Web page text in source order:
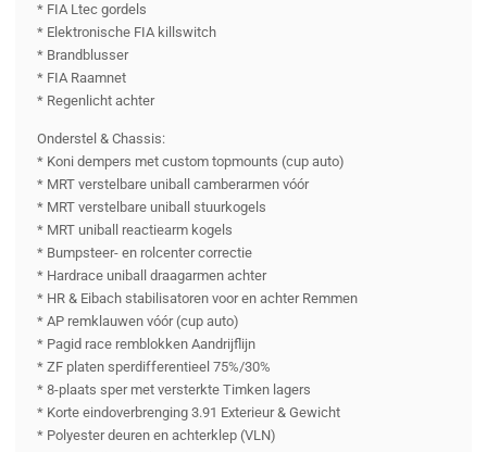
* FIA Ltec gordels
* Elektronische FIA killswitch
* Brandblusser
* FIA Raamnet
* Regenlicht achter
Onderstel & Chassis:
* Koni dempers met custom topmounts (cup auto)
* MRT verstelbare uniball camberarmen vóór
* MRT verstelbare uniball stuurkogels
* MRT uniball reactiearm kogels
* Bumpsteer- en rolcenter correctie
* Hardrace uniball draagarmen achter
* HR & Eibach stabilisatoren voor en achter Remmen
* AP remklauwen vóór (cup auto)
* Pagid race remblokken Aandrijflijn
* ZF platen sperdifferentieel 75%/30%
* 8-plaats sper met versterkte Timken lagers
* Korte eindoverbrenging 3.91 Exterieur & Gewicht
* Polyester deuren en achterklep (VLN)